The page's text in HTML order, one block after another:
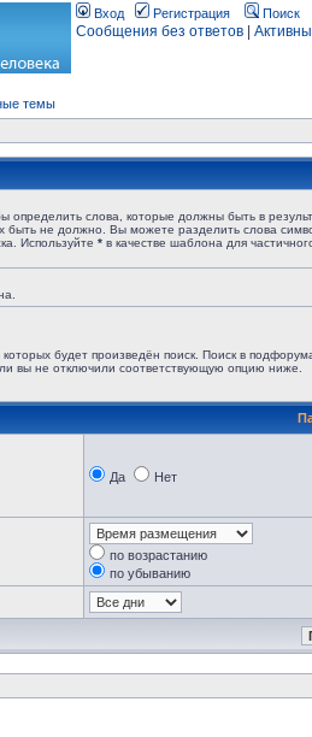
Вход Регистрация Поиск
Сообщения без ответов
темы
определить слова, которые должны быть в
быть не должно. Вы можете разделить слова
Используйте * в качестве шаблона для
будет произведён поиск. Поиск в
вы не отключили соответствующую опцию ниже.
Да Нет
по возрастанию
по убыванию